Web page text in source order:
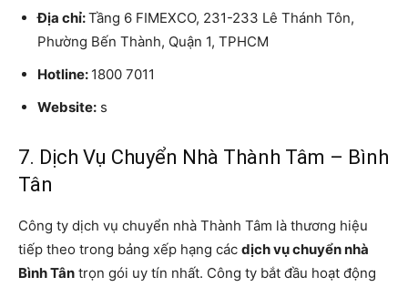
Địa chỉ:Tầng 6 FIMEXCO, 231-233 Lê Thánh Tôn,
Phường Bến Thành, Quận 1, TPHCM
Hotline: 1800 7011
Website: s
7. Dịch Vụ Chuyển Nhà Thành Tâm – Bình
Tân
Công ty dịch vụ chuyển nhà Thành Tâm là thương hiệu
tiếp theo trong bảng xếp hạng các dịch vụ chuyển nhà
Bình Tân trọn gói uy tín nhất. Công ty bắt đầu hoạt động